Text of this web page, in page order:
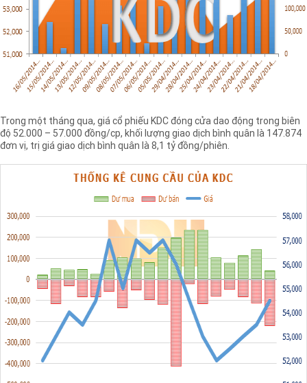
Trong một tháng qua, giá cổ phiếu KDC đóng cửa dao động trong biên
độ 52.000 – 57.000 đồng/cp, khối lượng giao dịch bình quân là 147.874
đơn vị, trị giá giao dịch bình quân là 8,1 tỷ đồng/phiên.